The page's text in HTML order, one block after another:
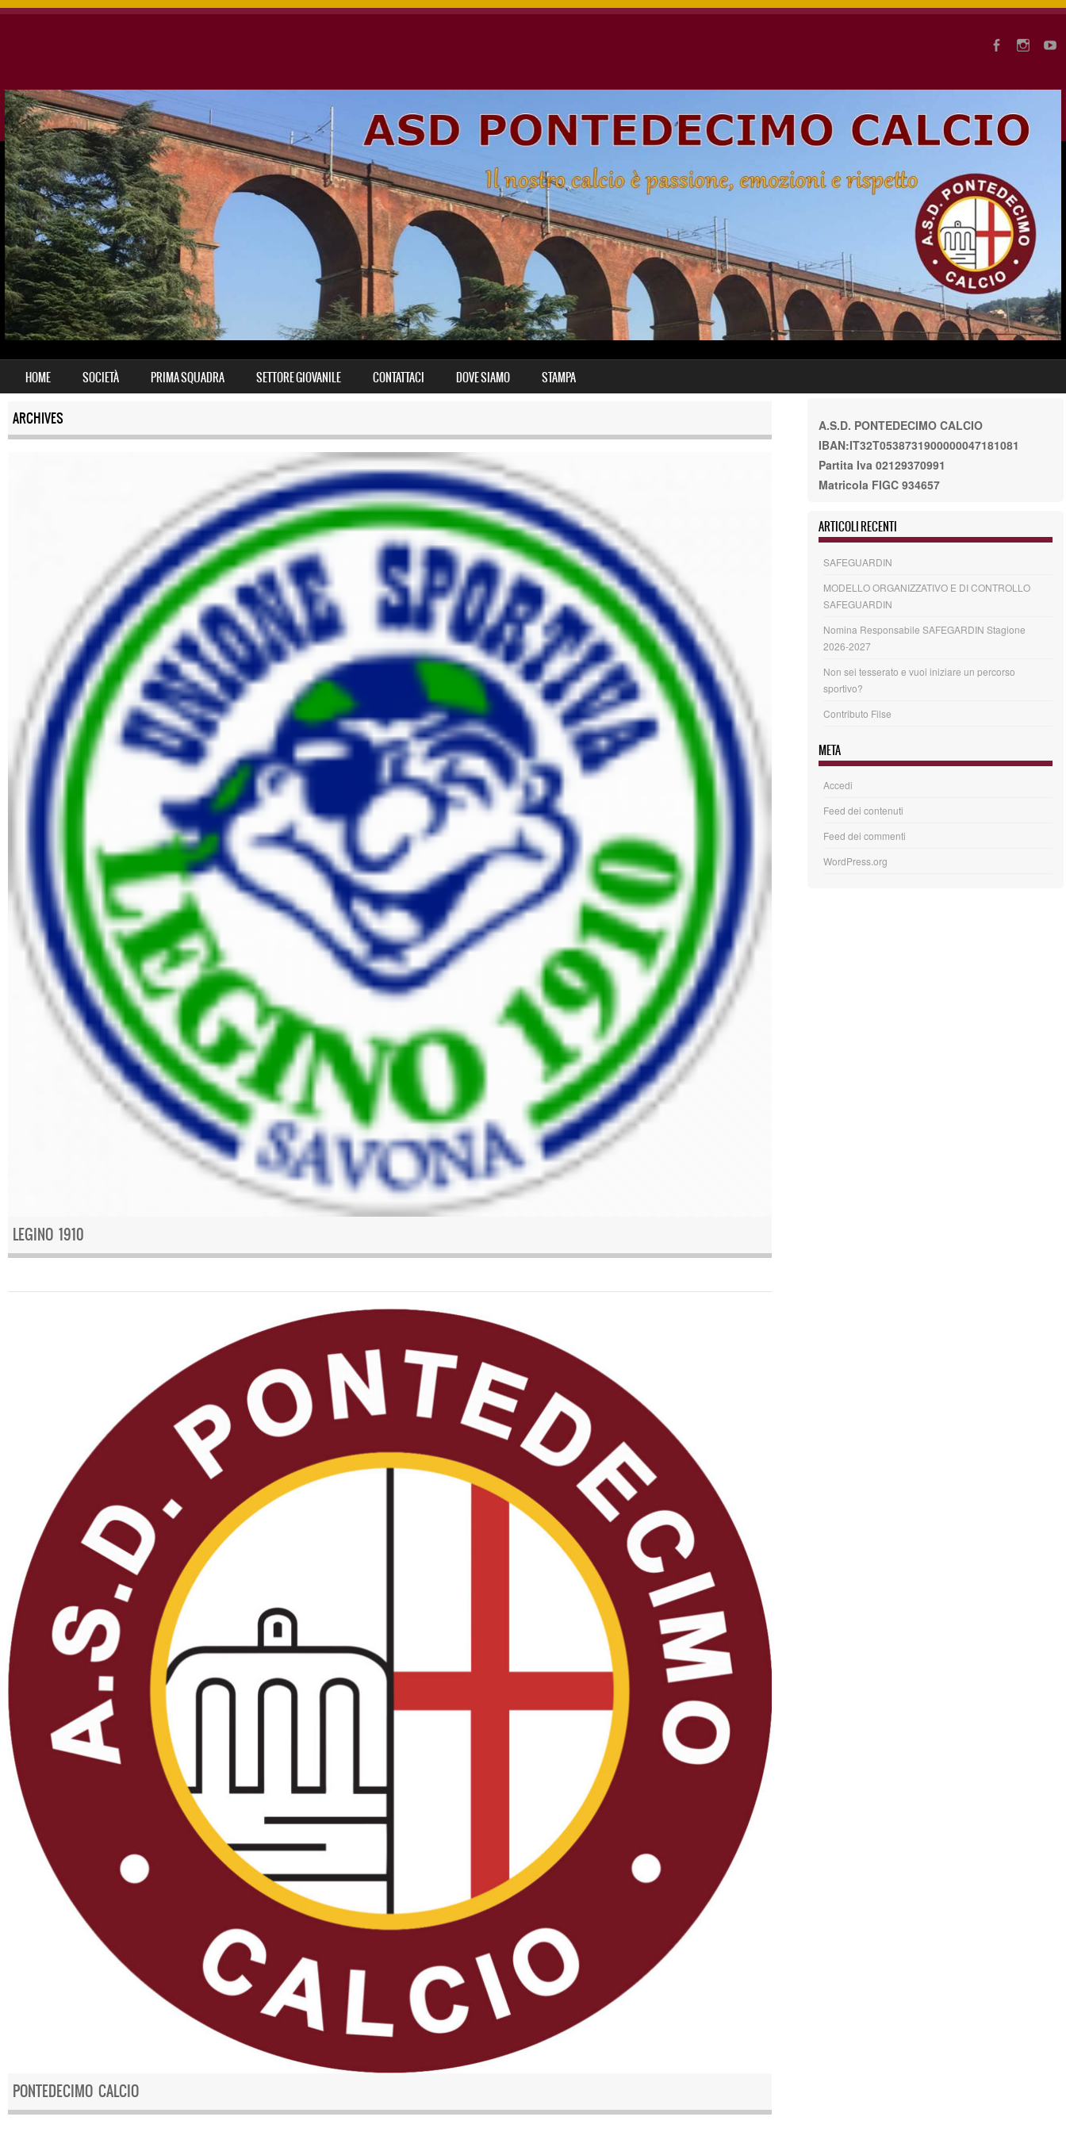
MENU
SKIP TO CONTENT
HOME SOCIETÀ PRIMA SQUADRA SETTORE GIOVANILE CONTATTACI DOVE SIAMO STAMPA
ARCHIVES
LEGINO 1910
PONTEDECIMO CALCIO
A.S.D. PONTEDECIMO CALCIO
IBAN:IT32T0538731900000047181081
Partita Iva 02129370991
Matricola FIGC 934657
ARTICOLI RECENTI
SAFEGUARDIN
MODELLO ORGANIZZATIVO E DI CONTROLLO
SAFEGUARDIN
Nomina Responsabile SAFEGARDIN Stagione
2026-2027
Non sei tesserato e vuoi iniziare un percorso
sportivo?
Contributo Filse
META
Accedi
Feed dei contenuti
Feed dei commenti
WordPress.org